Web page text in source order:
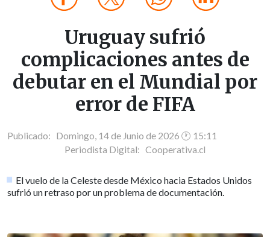
Uruguay sufrió
complicaciones antes de
debutar en el Mundial por
error de FIFA
Publicado: Domingo, 14 de Junio de 2026 🕐 15:11
Periodista Digital: Cooperativa.cl
El vuelo de la Celeste desde México hacia Estados Unidos
sufrió un retraso por un problema de documentación.